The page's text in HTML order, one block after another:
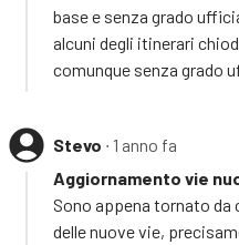
base e senza grado
alcuni degli itinerari
comunque senza grado
Stevo ∙ 1 anno fa
Aggiornamento vie
Sono appena tornato da
delle nuove vie,